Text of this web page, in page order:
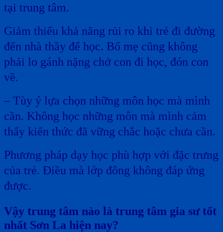
tại trung tâm.
Giảm thiểu khả năng rủi ro khi trẻ đi đường
đến nhà thầy để học. Bố mẹ cũng không
phải lo gánh nặng chở con đi học, đón con
về.
– Tùy ý lựa chọn những môn học mà mình
cần. Không học những môn mà mình cảm
thấy kiến thức đã vững chắc hoặc chưa cần.
Phương pháp dạy học phù hợp với đặc trưng
của trẻ. Điều mà lớp đông không đáp ứng
được.
Vậy trung tâm nào là trung tâm gia sư tốt
nhất Sơn La hiện nay?